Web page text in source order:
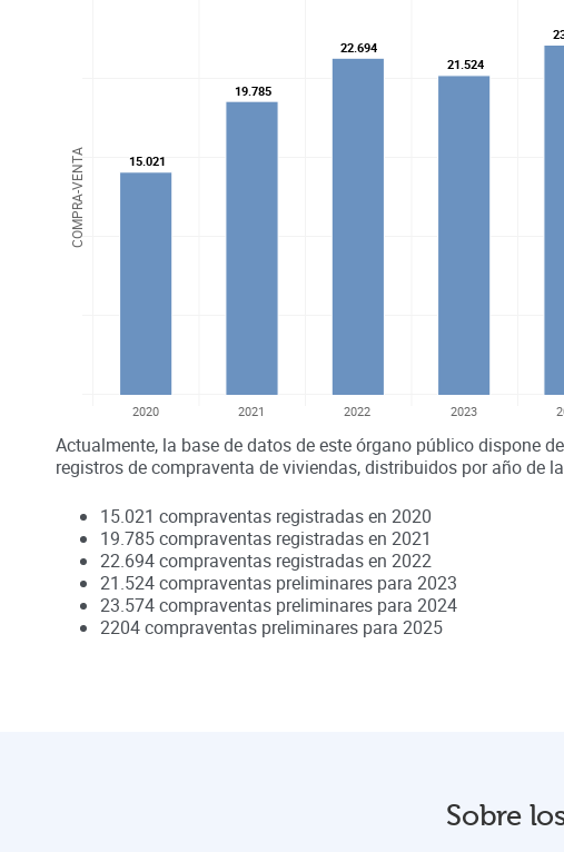
COMPRA-VENTA 15.021
15.021
19.785
19.785
22.694
22.694
21.524
21.524
2020 2021 2022 2023
Actualmente, la base de datos de este órgano público dispone
registros de compraventa de viviendas, distribuidos por año de
15.021 compraventas registradas en 2020
19.785compraventas registradas en 2021
22.694compraventas registradas en 2022
21.524compraventas preliminares para 2023
23.574compraventas preliminares para 2024
2204compraventas preliminares para 2025
Sobre